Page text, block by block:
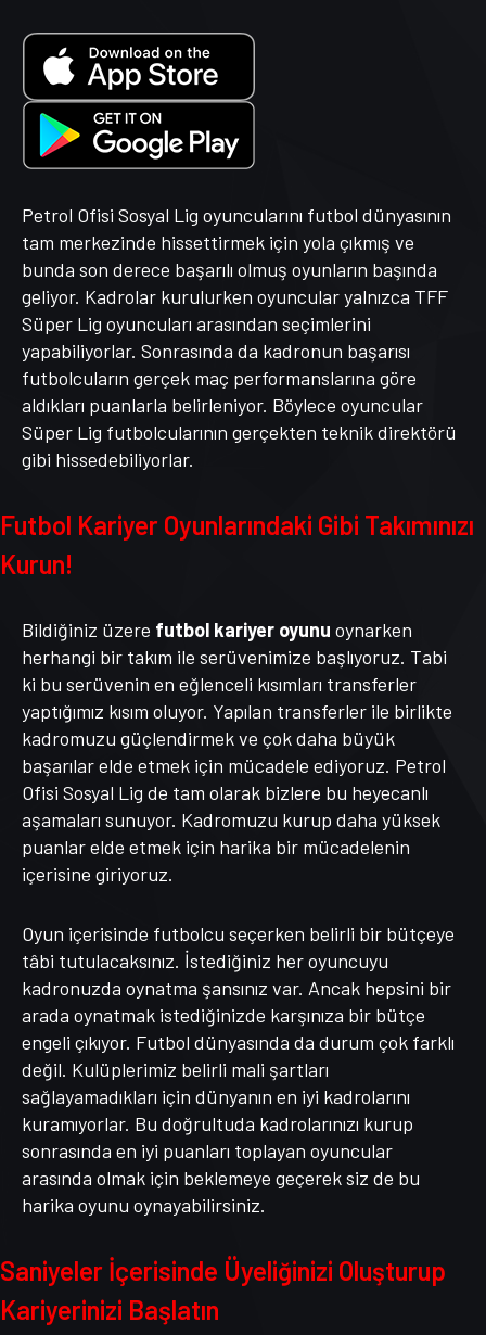
Petrol Ofisi Sosyal Lig oyuncularını futbol dünyasının
tam merkezinde hissettirmek için yola çıkmış ve
bunda son derece başarılı olmuş oyunların başında
geliyor. Kadrolar kurulurken oyuncular yalnızca TFF
Süper Lig oyuncuları arasından seçimlerini
yapabiliyorlar. Sonrasında da kadronun başarısı
futbolcuların gerçek maç performanslarına göre
aldıkları puanlarla belirleniyor. Böylece oyuncular
Süper Lig futbolcularının gerçekten teknik direktörü
gibi hissedebiliyorlar.
Futbol Kariyer Oyunlarındaki Gibi Takımınızı
Kurun!
Bildiğiniz üzere futbol kariyer oyunu oynarken
herhangi bir takım ile serüvenimize başlıyoruz. Tabi
ki bu serüvenin en eğlenceli kısımları transferler
yaptığımız kısım oluyor. Yapılan transferler ile birlikte
kadromuzu güçlendirmek ve çok daha büyük
başarılar elde etmek için mücadele ediyoruz. Petrol
Ofisi Sosyal Lig de tam olarak bizlere bu heyecanlı
aşamaları sunuyor. Kadromuzu kurup daha yüksek
puanlar elde etmek için harika bir mücadelenin
içerisine giriyoruz.
Oyun içerisinde futbolcu seçerken belirli bir bütçeye
tâbi tutulacaksınız. İstediğiniz her oyuncuyu
kadronuzda oynatma şansınız var. Ancak hepsini bir
arada oynatmak istediğinizde karşınıza bir bütçe
engeli çıkıyor. Futbol dünyasında da durum çok farklı
değil. Kulüplerimiz belirli mali şartları
sağlayamadıkları için dünyanın en iyi kadrolarını
kuramıyorlar. Bu doğrultuda kadrolarınızı kurup
sonrasında en iyi puanları toplayan oyuncular
arasında olmak için beklemeye geçerek siz de bu
harika oyunu oynayabilirsiniz.
Saniyeler İçerisinde Üyeliğinizi Oluşturup
Kariyerinizi Başlatın